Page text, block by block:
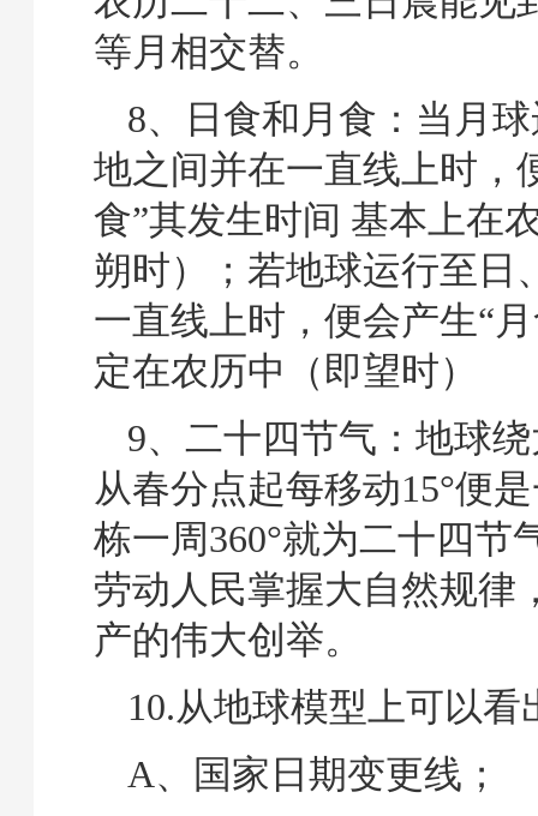
等月相交替。
8、日食和月食：当月
地之间并在一直线上时，
食”其发生时间 基本上在
朔时）；若地球运行至日
一直线上时，便会产生“
定在农历中（即望时）
9、二十四节气：地球
从春分点起每移动15°便
栋一周360°就为二十四节
劳动人民掌握大自然规律
产的伟大创举。
10.从地球模型上可以看
A、国家日期变更线；